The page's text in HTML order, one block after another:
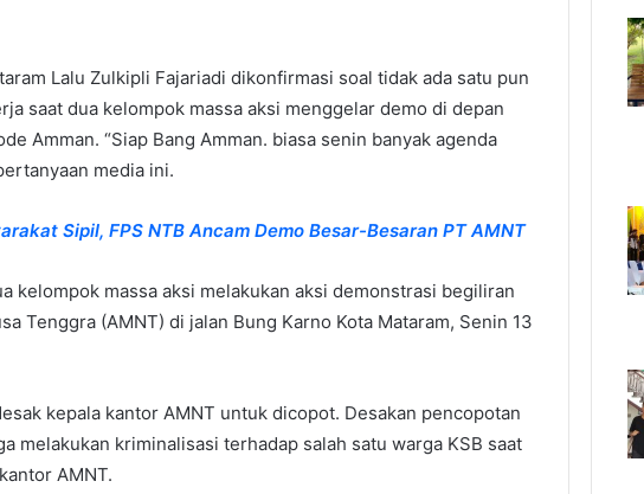
Lalu Zulkipli Fajariadi dikonfirmasi soal tidak ada satu pun
saat dua kelompok massa aksi menggelar demo di depan
Amman. “Siap Bang Amman. biasa senin banyak agenda
media ini.
Sipil, FPS NTB Ancam Demo Besar-Besaran PT AMNT
kelompok massa aksi melakukan aksi demonstrasi begiliran
Tenggra (AMNT) di jalan Bung Karno Kota Mataram, Senin 13
kepala kantor AMNT untuk dicopot. Desakan pencopotan
melakukan kriminalisasi terhadap salah satu warga KSB saat
AMNT.